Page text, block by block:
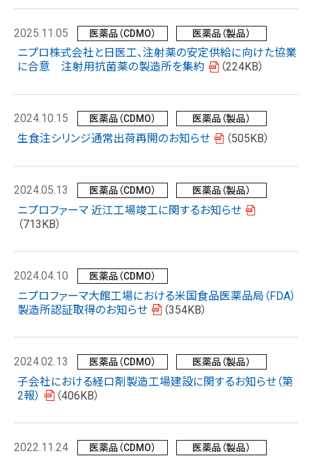
2025.11.05 医薬品（CDMO） 医薬品（製品）
ニプロ株式会社と日医工、注射薬の安定供給に向けた協業
に合意 注射用抗菌薬の製造所を集約
（224KB）
2024.10.15 医薬品（CDMO） 医薬品（製品）
生食注シリンジ通常出荷再開のお知らせ （505KB）
2024.05.13 医薬品（CDMO） 医薬品（製品）
ニプロファーマ 近江工場竣工に関するお知らせ
（713KB）
2024.04.10 医薬品（CDMO）
ニプロファーマ大館工場における米国食品医薬品局（FDA）
製造所認証取得のお知らせ
（354KB）
2024.02.13 医薬品（CDMO） 医薬品（製品）
子会社における経口剤製造工場建設に関するお知らせ（第
2報）
（406KB）
2022.11.24 医薬品（CDMO） 医薬品（製品）